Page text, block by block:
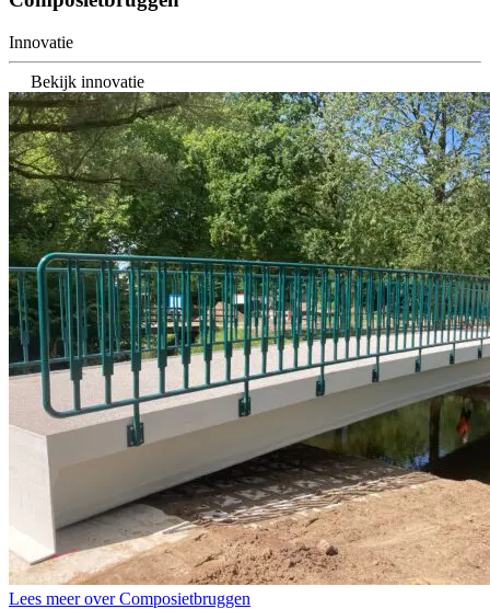
Innovatie
Bekijk innovatie
Lees meer over Composietbruggen